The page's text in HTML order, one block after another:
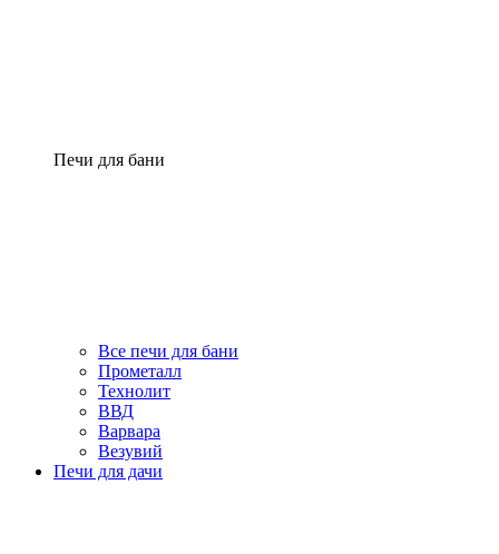
Печи для бани
Все печи для бани
Прометалл
Технолит
ВВД
Варвара
Везувий
Печи для дачи